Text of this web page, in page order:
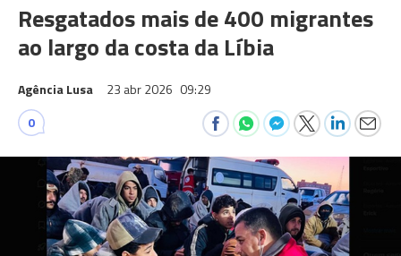
Resgatados mais de 400 migrantes
ao largo da costa da Líbia
Agência Lusa 23 abr 2026 09:29
0